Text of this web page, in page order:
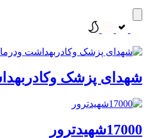
شهدای پزشک
17000شهیدترور